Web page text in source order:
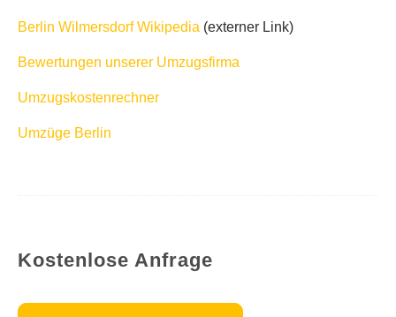
Berlin Wilmersdorf Wikipedia (externer Link)
Bewertungen unserer Umzugsfirma
Umzugskostenrechner
Umzüge Berlin
Kostenlose Anfrage